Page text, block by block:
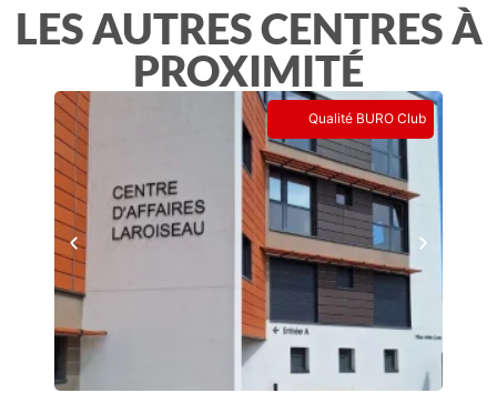
LES AUTRES CENTRES À
PROXIMITÉ
Qualité BURO Club